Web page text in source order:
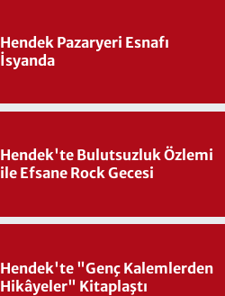
Hendek Pazaryeri Esnafı
İsyanda
Hendek'te Bulutsuzluk Özlemi
ile Efsane Rock Gecesi
Hendek'te "Genç Kalemlerden
Hikâyeler" Kitaplaştı